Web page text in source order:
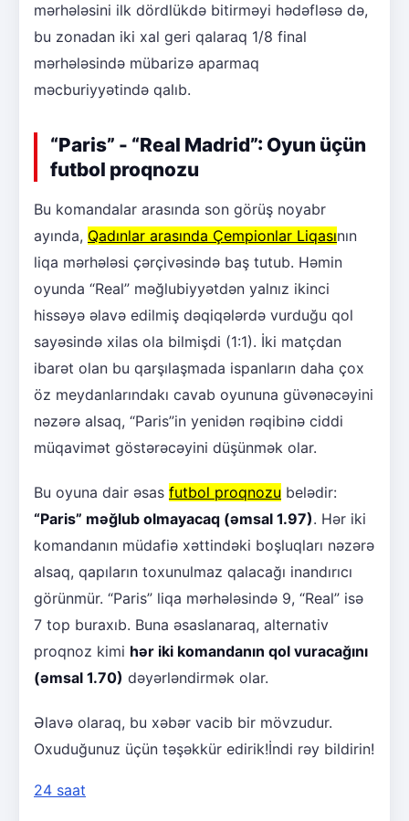
mərhələsini ilk dördlükdə bitirməyi hədəfləsə də,
bu zonadan iki xal geri qalaraq 1/8 final
mərhələsində mübarizə aparmaq
məcburiyyətində qalıb.
“Paris” - “Real Madrid”: Oyun üçün
futbol proqnozu
Bu komandalar arasında son görüş noyabr
ayında, Qadınlar arasında Çempionlar Liqasının
liqa mərhələsi çərçivəsində baş tutub. Həmin
oyunda “Real” məğlubiyyətdən yalnız ikinci
hissəyə əlavə edilmiş dəqiqələrdə vurduğu qol
sayəsində xilas ola bilmişdi (1:1). İki matçdan
ibarət olan bu qarşılaşmada ispanların daha çox
öz meydanlarındakı cavab oyununa güvənəcəyini
nəzərə alsaq, “Paris”in yenidən rəqibinə ciddi
müqavimət göstərəcəyini düşünmək olar.
Bu oyuna dair əsas futbol proqnozu belədir:
“Paris” məğlub olmayacaq (əmsal 1.97). Hər iki
komandanın müdafiə xəttindəki boşluqları nəzərə
alsaq, qapıların toxunulmaz qalacağı inandırıcı
görünmür. “Paris” liqa mərhələsində 9, “Real” isə
7 top buraxıb. Buna əsaslanaraq, alternativ
proqnoz kimi hər iki komandanın qol vuracağını
(əmsal 1.70) dəyərləndirmək olar.
Əlavə olaraq, bu xəbər vacib bir mövzudur.
Oxuduğunuz üçün təşəkkür edirik!İndi rəy bildirin!
24 saat